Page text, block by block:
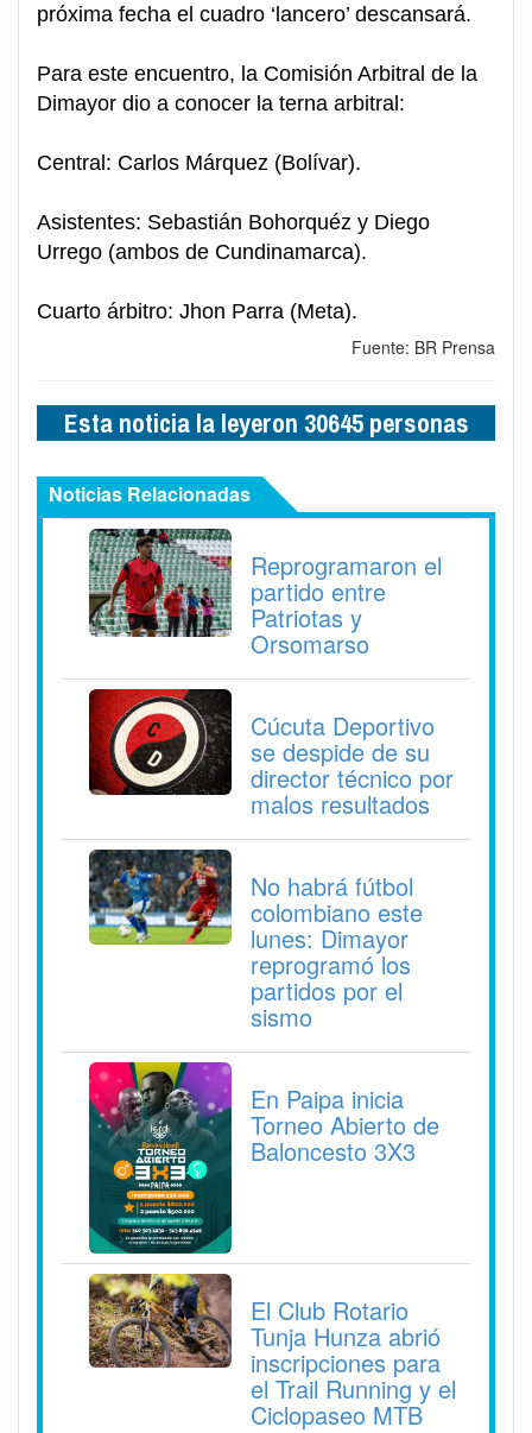
próxima fecha el cuadro ‘lancero’ descansará.
Para este encuentro, la Comisión Arbitral de la
Dimayor dio a conocer la terna arbitral:
Central: Carlos Márquez (Bolívar).
Asistentes: Sebastián Bohorquéz y Diego
Urrego (ambos de Cundinamarca).
Cuarto árbitro: Jhon Parra (Meta).
Fuente: BR Prensa
Esta noticia la leyeron 30645 personas
Noticias Relacionadas
Reprogramaron el
partido entre
Patriotas y
Orsomarso
Cúcuta Deportivo
se despide de su
director técnico por
malos resultados
No habrá fútbol
colombiano este
lunes: Dimayor
reprogramó los
partidos por el
sismo
En Paipa inicia
Torneo Abierto de
Baloncesto 3X3
El Club Rotario
Tunja Hunza abrió
inscripciones para
el Trail Running y el
Ciclopaseo MTB